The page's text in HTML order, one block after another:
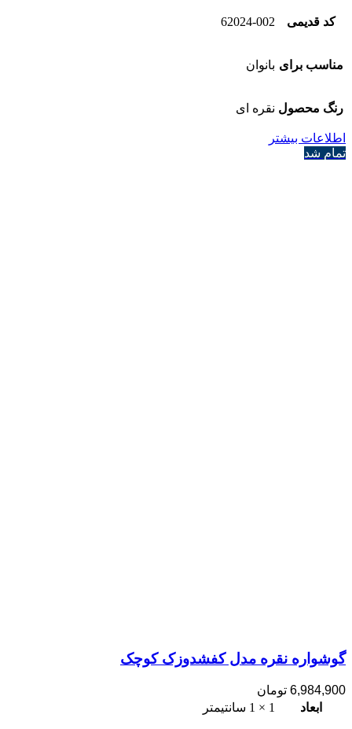
کد قدیمی 62024-002
مناسب برای بانوان
رنگ محصول نقره ای
اطلاعات بیشتر
تمام شد
گوشواره نقره مدل کفشدوزک کوچک
6,984,900 تومان
ابعاد
1 × 1 سانتیمتر